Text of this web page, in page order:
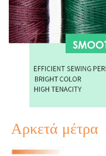
Αρκετά μέτρα